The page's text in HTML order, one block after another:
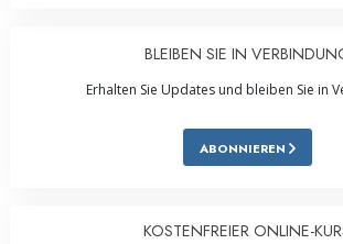
BLEIBEN SIE IN
Erhalten Sie Updates und bleiben Sie in
ABONNIEREN
KOSTENFREIER ONLINE-